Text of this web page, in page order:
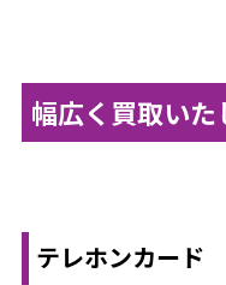
幅広く買取いた
テレホンカード